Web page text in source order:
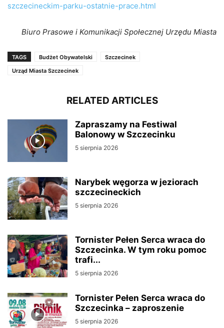
szczecineckim-parku-ostatnie-prace.html
Biuro Prasowe i Komunikacji Społecznej Urzędu Miasta
TAGS Budżet Obywatelski
Szczecinek
Urząd Miasta Szczecinek
RELATED ARTICLES
Zapraszamy na Festiwal
Balonowy w Szczecinku
5 sierpnia 2026
Narybek węgorza w jeziorach
szczecineckich
5 sierpnia 2026
Tornister Pełen Serca wraca do
Szczecinka. W tym roku pomoc
trafi...
5 sierpnia 2026
Tornister Pełen Serca wraca do
Szczecinka – zaproszenie
5 sierpnia 2026